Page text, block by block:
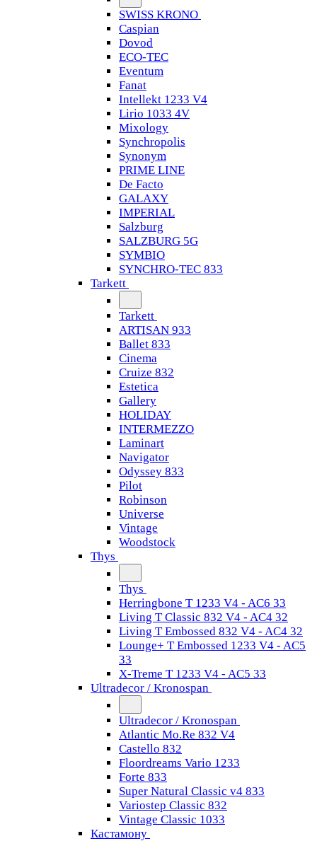
SWISS KRONO
Caspian
Dovod
ECO-TEC
Eventum
Fanat
Intellekt 1233 V4
Lirio 1033 4V
Mixology
Synchropolis
Synonym
PRIME LINE
De Facto
GALAXY
IMPERIAL
Salzburg
SALZBURG 5G
SYMBIO
SYNCHRO-TEC 833
Tarkett
Tarkett
ARTISAN 933
Ballet 833
Cinema
Cruize 832
Estetica
Gallery
HOLIDAY
INTERMEZZO
Laminart
Navigator
Odyssey 833
Pilot
Robinson
Universe
Vintage
Woodstock
Thys
Thys
Herringbone T 1233 V4 - AC6 33
Living T Classic 832 V4 - AC4 32
Living T Embossed 832 V4 - AC4 32
Lounge+ T Embossed 1233 V4 - AC5
33
X-Treme T 1233 V4 - AC5 33
Ultradecor / Kronospan
Ultradecor / Kronospan
Atlantic Mo.Re 832 V4
Castello 832
Floordreams Vario 1233
Forte 833
Super Natural Classic v4 833
Variostep Classic 832
Vintage Classic 1033
Кастамону